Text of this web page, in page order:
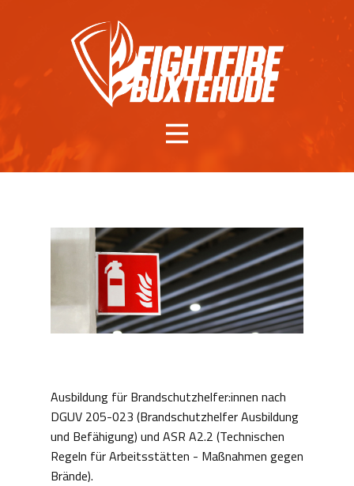
Ausbildung für Brandschutzhelfer:innen nach
DGUV 205-023 (Brandschutzhelfer Ausbildung
und Befähigung) und ASR A2.2 (Technischen
Regeln für Arbeitsstätten - Maßnahmen gegen
Brände).